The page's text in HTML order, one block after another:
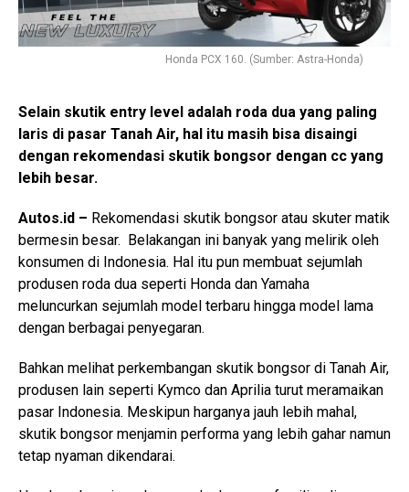
Honda PCX 160. (Sumber: Astra-Honda)
Selain skutik entry level adalah roda dua yang paling
laris di pasar Tanah Air, hal itu masih bisa disaingi
dengan rekomendasi skutik bongsor dengan cc yang
lebih besar.
Autos.id – Rekomendasi skutik bongsor atau skuter matik
bermesin besar. Belakangan ini banyak yang melirik oleh
konsumen di Indonesia. Hal itu pun membuat sejumlah
produsen roda dua seperti Honda dan Yamaha
meluncurkan sejumlah model terbaru hingga model lama
dengan berbagai penyegaran.
Bahkan melihat perkembangan skutik bongsor di Tanah Air,
produsen lain seperti Kymco dan Aprilia turut meramaikan
pasar Indonesia. Meskipun harganya jauh lebih mahal,
skutik bongsor menjamin performa yang lebih gahar namun
tetap nyaman dikendarai.